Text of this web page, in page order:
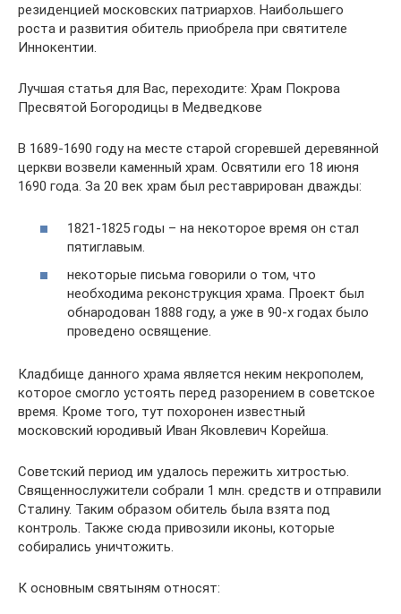
резиденцией московских патриархов. Наибольшего
роста и развития обитель приобрела при святителе
Иннокентии.
Лучшая статья для Вас, переходите: Храм Покрова
Пресвятой Богородицы в Медведкове
В 1689-1690 году на месте старой сгоревшей деревянной
церкви возвели каменный храм. Освятили его 18 июня
1690 года. За 20 век храм был реставрирован дважды:
1821-1825 годы – на некоторое время он стал
пятиглавым.
некоторые письма говорили о том, что
необходима реконструкция храма. Проект был
обнародован 1888 году, а уже в 90-х годах было
проведено освящение.
Кладбище данного храма является неким некрополем,
которое смогло устоять перед разорением в советское
время. Кроме того, тут похоронен известный
московский юродивый Иван Яковлевич Корейша.
Советский период им удалось пережить хитростью.
Священнослужители собрали 1 млн. средств и отправили
Сталину. Таким образом обитель была взята под
контроль. Также сюда привозили иконы, которые
собирались уничтожить.
К основным святыням относят: